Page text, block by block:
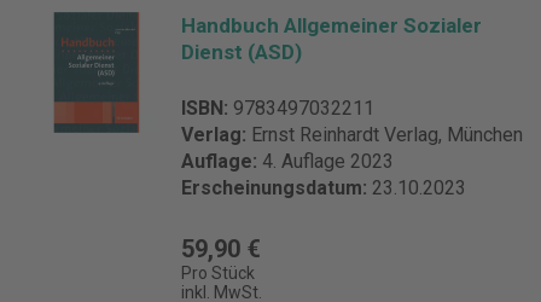
Handbuch Allgemeiner Sozialer
Dienst (ASD)
ISBN: 9783497032211
Verlag: Ernst Reinhardt Verlag, München
Auflage: 4. Auflage 2023
Erscheinungsdatum: 23.10.2023
59,90 €
Pro Stück
inkl. MwSt.